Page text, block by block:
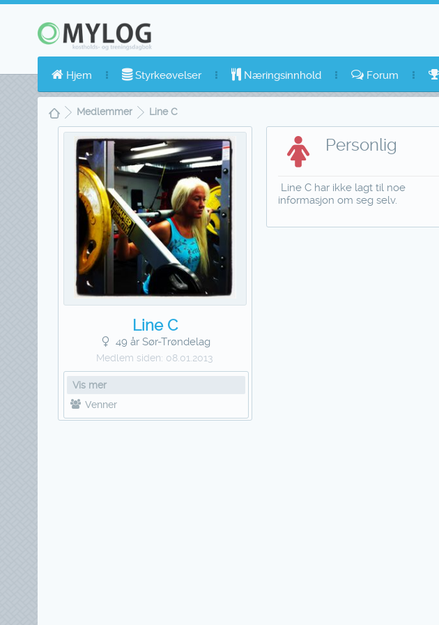
Hjem Styrkeøvelser Næringsinnhold Forum
Medlemmer Line C
Line C
49 år Sør-Trøndelag
Medlem siden: 08.01.2013
Vis mer
Venner
Personlig
Line C har ikke lagt til noe
informasjon om seg selv.